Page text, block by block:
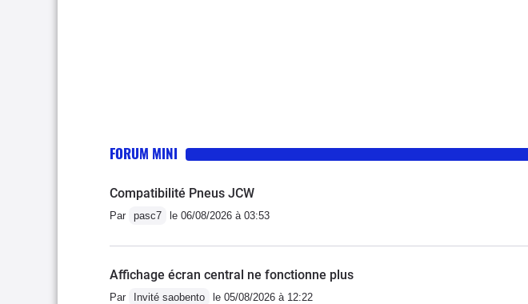
FORUM MINI
Compatibilité Pneus JCW
Par pasc7 le 06/08/2026 à 03:53
Affichage écran central ne fonctionne plus
Par Invité saobento le 05/08/2026 à 12:22